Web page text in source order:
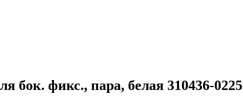
бок. фикс., пара, белая 310436-0225